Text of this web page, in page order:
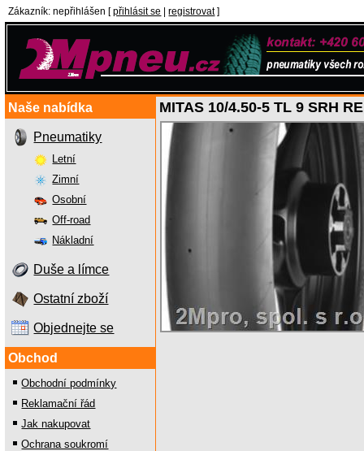
Zákazník: nepřihlášen [přihlásit se |registrovat]
Naše nabídka
Pneumatiky
Letní
Zimní
Osobní
Off-road
Nákladní
Duše a límce
Ostatní zboží
Objednejte se
Obchod
Obchodní podmínky
Reklamační řád
Jak nakupovat
Ochrana soukromí
MITAS 10/4.50-5 TL 9 SRH